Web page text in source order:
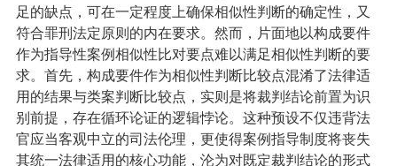
足的缺点，可在一定程度上确保相似性判断的确定性，又
符合罪刑法定原则的内在要求。然而，片面地以构成要件
作为指导性案例相似性比对要点难以满足相似性判断的要
求。首先，构成要件作为相似性判断比较点混淆了法律适
用的结果与类案判断比较点，实则是将裁判结论前置为识
别前提，存在循环论证的逻辑悖论。这种预设不仅违背法
官应当客观中立的司法伦理，更使得案例指导制度将丧失
其统一法律适用的核心功能，沦为对既定裁判结论的形式